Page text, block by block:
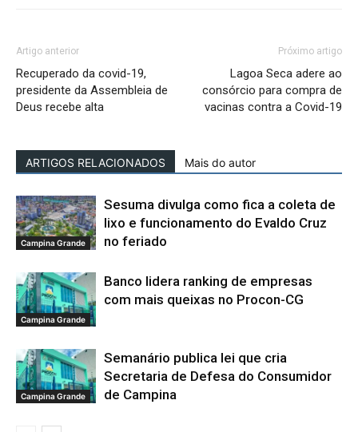
Artigo anterior
Recuperado da covid-19,
presidente da Assembleia de
Deus recebe alta
Próximo artigo
Lagoa Seca adere ao
consórcio para compra de
vacinas contra a Covid-19
ARTIGOS RELACIONADOS Mais do autor
Campina Grande
Sesuma divulga como fica a coleta de
lixo e funcionamento do Evaldo Cruz
no feriado
Campina Grande
Banco lidera ranking de empresas
com mais queixas no Procon-CG
Campina Grande
Semanário publica lei que cria
Secretaria de Defesa do Consumidor
de Campina